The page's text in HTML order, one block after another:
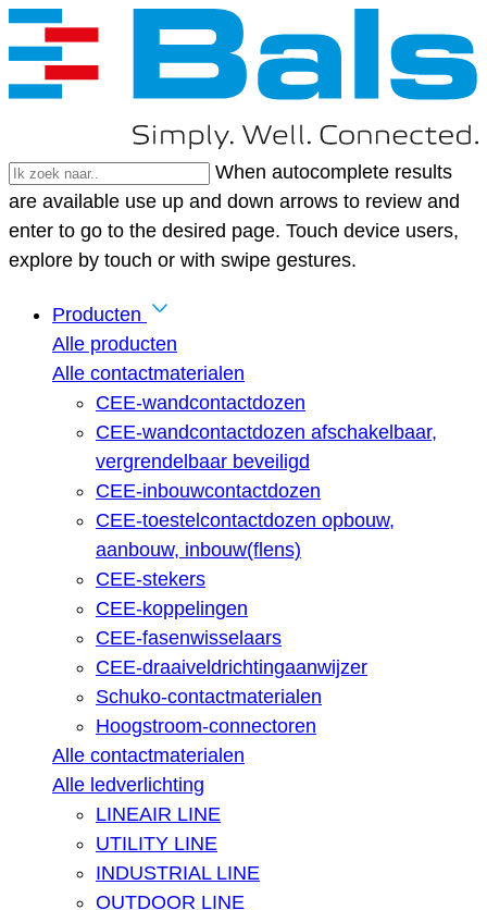
When autocomplete results
are available use up and down arrows to review and
enter to go to the desired page. Touch device users,
explore by touch or with swipe gestures.
Producten
Alle producten
Alle contactmaterialen
CEE-wandcontactdozen
CEE-wandcontactdozen afschakelbaar,
vergrendelbaar beveiligd
CEE-inbouwcontactdozen
CEE-toestelcontactdozen opbouw,
aanbouw, inbouw(flens)
CEE-stekers
CEE-koppelingen
CEE-fasenwisselaars
CEE-draaiveldrichtingaanwijzer
Schuko-contactmaterialen
Hoogstroom-connectoren
Alle contactmaterialen
Alle ledverlichting
LINEAIR LINE
UTILITY LINE
INDUSTRIAL LINE
OUTDOOR LINE